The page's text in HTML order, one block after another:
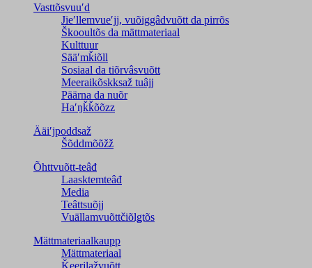
Vasttõsvuuʹd
Jieʹllemvueʹjj, vuõiggâdvuõtt da pirrõs
Škooultõs da mättmateriaal
Kulttuur
Sääʹmǩiõll
Sosiaal da tiõrvâsvuõtt
Meeraikõskksaž tuâjj
Päärna da nuõr
Haʹŋǩǩõõzz
Ääiʹjpoddsaž
Šõddmõõžž
Õhttvuõtt-teâđ
Laasktemteâđ
Media
Teâttsuõjj
Vuällamvuõttčiõlǥtõs
Mättmateriaalkaupp
Mättmateriaal
Ǩeerjlažvuõtt